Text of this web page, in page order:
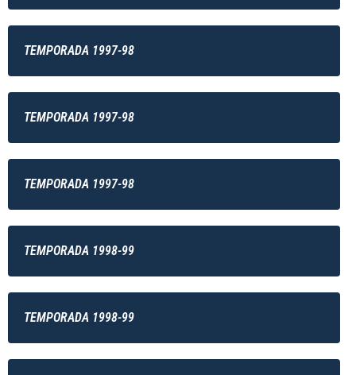
TEMPORADA 1997-98
TEMPORADA 1997-98
TEMPORADA 1997-98
TEMPORADA 1998-99
TEMPORADA 1998-99